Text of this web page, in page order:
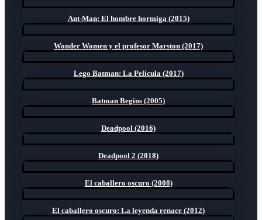
Ant-Man: El hombre hormiga (2015)
Wonder Women y el profesor Marston (2017)
Lego Batman: La Película (2017)
Batman Begins (2005)
Deadpool (2016)
Deadpool 2 (2018)
El caballero oscuro (2008)
El caballero oscuro: La leyenda renace (2012)